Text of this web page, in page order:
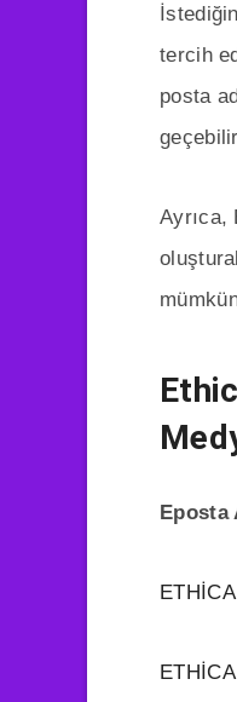
tercih
posta
Ayrıca,
Eposta